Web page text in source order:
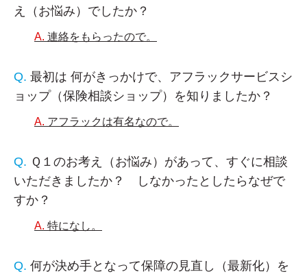
え（お悩み）でしたか？
連絡をもらったので。
最初は 何がきっかけで、アフラックサービスシ
ョップ（保険相談ショップ）を知りましたか？
アフラックは有名なので。
Ｑ１のお考え（お悩み）があって、すぐに相談
いただきましたか？ しなかったとしたらなぜで
すか？
特になし。
何が決め手となって保障の見直し（最新化）を